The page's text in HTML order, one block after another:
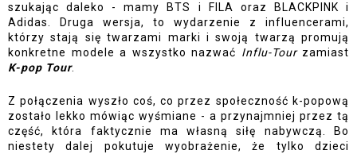
szukając daleko - mamy BTS i FILA oraz BLACKPINK i
Adidas. Druga wersja, to wydarzenie z influencerami,
którzy stają się twarzami marki i swoją twarzą promują
konkretne modele a wszystko nazwać Influ-Tour
K-pop Tour.
Z połączenia wyszło coś, co przez społeczność k-popową
zostało lekko mówiąc wyśmiane - a przynajmniej przez tą
część, która faktycznie ma własną siłę nabywczą. Bo
niestety dalej pokutuje wyobrażenie, że tylko dzieci